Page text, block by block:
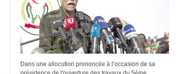
Dans une allocution prononcée à l’occasion de sa